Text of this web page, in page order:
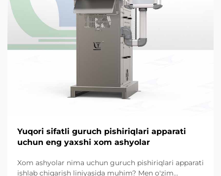
Yuqori sifatli guruch pishiriqlari apparati
uchun eng yaxshi xom ashyolar
Xom ashyolar nima uchun guruch pishiriqlari apparati
ishlab chiqarish liniyasida muhim? Men o'zim